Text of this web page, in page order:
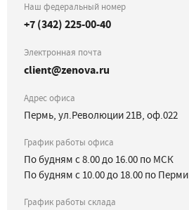
Наш федеральный номер
+7 (342) 225-00-40
Электронная почта
client@zenova.ru
Адрес офиса
Пермь, ул.Революции 21В, оф.022
График работы офиса
По будням с 8.00 до 16.00 по МСК
По будням с 10.00 до 18.00 по Перми
График работы склада